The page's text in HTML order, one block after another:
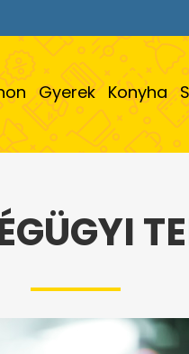
Gyerek Konyha